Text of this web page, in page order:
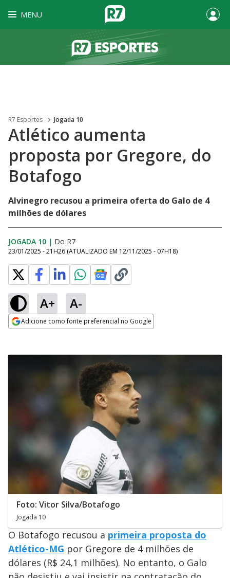
MENU
R7 Esportes Jogada 10
Atlético aumenta
proposta por Gregore, do
Botafogo
Alvinegro recusou a primeira oferta do Galo de 4
milhões de dólares
JOGADA 10 | Do R7
23/01/2025 - 21H26 (ATUALIZADO EM 12/11/2025 - 07H18)
A+ A-
Adicione como fonte preferencial no Google
Foto: Vitor Silva/Botafogo
Jogada 10
O Botafogo recusou a primeira proposta do
Atlético-MG por Gregore de 4 milhões de
dólares (R$ 24,1 milhões). No entanto, o Galo